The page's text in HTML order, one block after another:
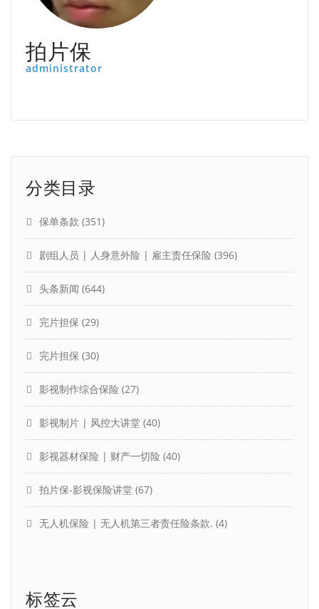
拍片保
administrator
分类目录
保单条款 (351)
剧组人员 | 人身意外险 | 雇主责任保险 (396)
头条新闻 (644)
完片担保 (29)
完片担保 (30)
影视制作综合保险 (27)
影视制片 | 风控大讲堂 (40)
影视器材保险 | 财产一切险 (40)
拍片保-影视保险讲堂 (67)
无人机保险 | 无人机第三者责任险条款. (4)
标签云